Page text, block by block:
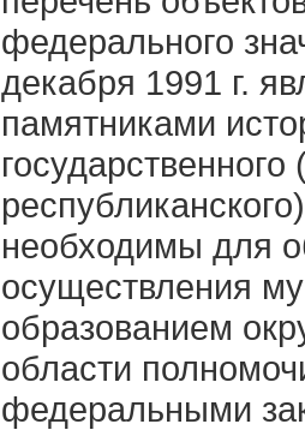
федерального
декабря 1991 г.
памятниками
необходимы для
осуществления
образованием
области
федеральными